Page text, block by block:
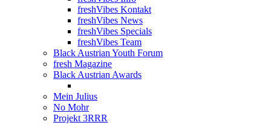
freshVibes Kontakt
freshVibes News
freshVibes Specials
freshVibes Team
Black Austrian Youth Forum
fresh Magazine
Black Austrian Awards
Mein Julius
No Mohr
Projekt 3RRR